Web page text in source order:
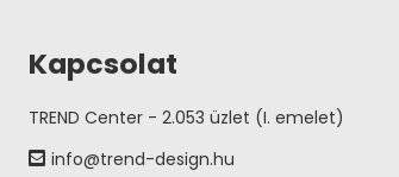
Kapcsolat
TREND Center - 2.053 üzlet (I. emelet)
info@trend-design.hu